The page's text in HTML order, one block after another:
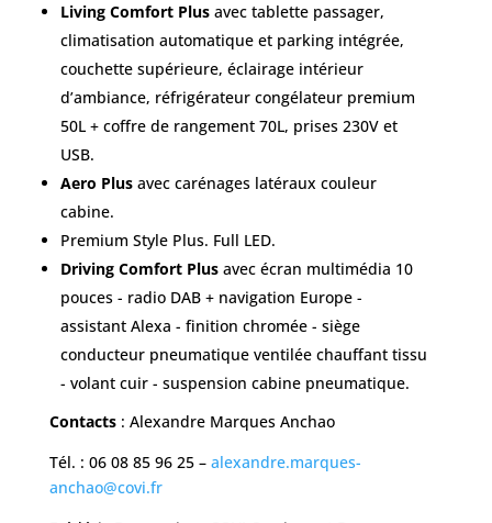
Living Comfort Plusavec tablette passager,
climatisation automatique et parking intégrée,
couchette supérieure, éclairage intérieur
d’ambiance, réfrigérateur congélateur premium
50L + coffre de rangement 70L, prises 230V et
USB.
Aero Plusavec carénages latéraux couleur
cabine.
Premium Style Plus. Full LED.
Driving Comfort Plusavec écran multimédia 10
pouces - radio DAB + navigation Europe -
assistant Alexa - finition chromée - siège
conducteur pneumatique ventilée chauffant tissu
- volant cuir - suspension cabine pneumatique.
Contacts : Alexandre Marques Anchao
Tél. : 06 08 85 96 25 – alexandre.marques-
anchao@covi.fr